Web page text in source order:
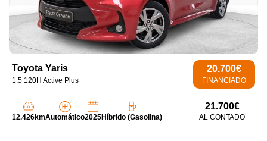
Toyota Yaris
1.5 120H Active Plus
20.700€
FINANCIADO
12.426kmAutomático2025Híbrido (Gasolina)
21.700€
AL CONTADO